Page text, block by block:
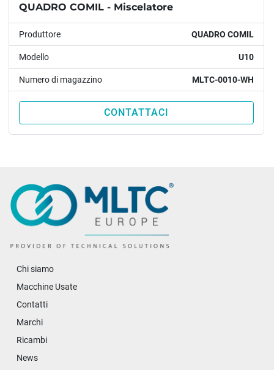
QUADRO COMIL - Miscelatore
Produttore QUADRO COMIL
Modello U10
Numero di magazzino MLTC-0010-WH
CONTATTACI
Ricambi
News
Chi siamo
Marchi
Macchine Usate
Contatti